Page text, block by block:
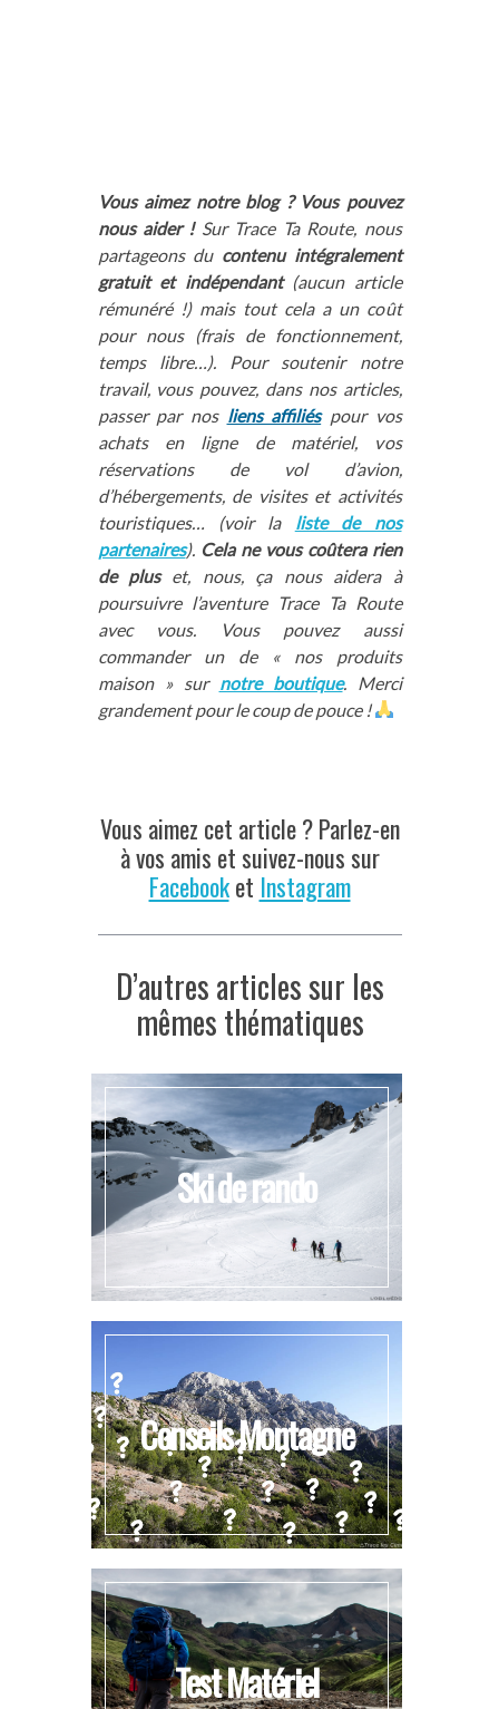
Vous aimez notre blog ? Vous pouvez
nous aider !Sur Trace Ta Route, nous
partageons du contenu intégralement
gratuit et indépendant(aucun article
rémunéré !) mais tout cela a un coût
pour nous (frais de fonctionnement,
temps libre…). Pour soutenir notre
travail, vous pouvez, dans nos articles,
passer par nos liens affiliéspour vos
achats en ligne de matériel, vos
réservations de vol d’avion,
d’hébergements, de visites et activités
touristiques… (voir la liste de nos
partenaires). Cela ne vous coûtera rien
de pluset, nous, ça nous aidera à
poursuivre l’aventure Trace Ta Route
avec vous. Vous pouvez aussi
commander un de « nos produits
maison » sur notre boutique. Merci
grandement pour le coup de pouce !
Vous aimez cet article ? Parlez-en
à vos amis et suivez-nous sur
Facebooket Instagram
D’autres articles sur les
mêmes thématiques
Ski de rando
Conseils Montagne
Test Matériel